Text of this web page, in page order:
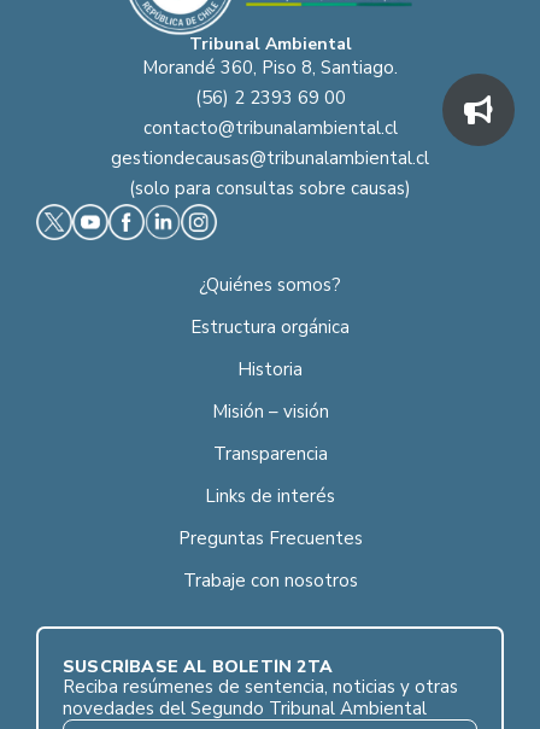
Tribunal Ambiental
Morandé 360, Piso 8, Santiago.
(56) 2 2393 69 00
contacto@tribunalambiental.cl
gestiondecausas@tribunalambiental.cl
(solo para consultas sobre causas)
¿Quiénes somos?
Estructura orgánica
Historia
Misión – visión
Transparencia
Links de interés
Preguntas Frecuentes
Trabaje con nosotros
SUSCRÍBASE AL BOLETÍN 2TA
Reciba resúmenes de sentencia, noticias y otras
novedades del Segundo Tribunal Ambiental